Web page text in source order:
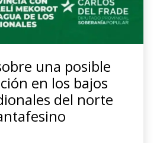
una posible
en los bajos
del norte